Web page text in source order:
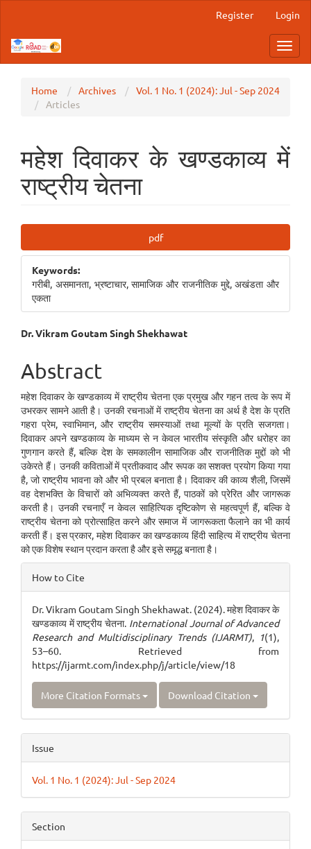
Content
Sidebar
Register Login
Home Archives
Vol. 1 No. 1 (2024): Jul - Sep 2024
Articles
महेश दिवाकर के खण्डकाव्य में
राष्ट्रीय चेतना
Sidebar
pdf
Keywords:
गरीबी, असमानता, भ्रष्टाचार, सामाजिक और राजनीतिक मुद्दे, अखंडता और
एकता
Main
Article
Content
Dr. Vikram Goutam Singh Shekhawat
Abstract
महेश दिवाकर के खण्डकाव्य में राष्ट्रीय चेतना एक प्रमुख और गहन तत्व के रूप में
उभरकर सामने आती है। उनकी रचनाओं में राष्ट्रीय चेतना का अर्थ है देश के प्रति
गहरा प्रेम, स्वाभिमान, और राष्ट्रीय समस्याओं तथा मूल्यों के प्रति सजगता।
दिवाकर अपने खण्डकाव्य के माध्यम से न केवल भारतीय संस्कृति और धरोहर का
गुणगान करते हैं, बल्कि देश के समकालीन सामाजिक और राजनीतिक मुद्दों को भी
उकेरते हैं। उनकी कविताओं में प्रतीकवाद और रूपक का सशक्त प्रयोग किया गया
है, जो राष्ट्रीय भावना को और भी प्रबल बनाता है। दिवाकर की काव्य शैली, जिसमें
वह देशभक्ति के विचारों को अभिव्यक्त करते हैं, पाठकों को प्रेरित और जागरूक
करती है। उनकी रचनाएँ न केवल साहित्यिक दृष्टिकोण से महत्वपूर्ण हैं, बल्कि वे
राष्ट्रीय चेतना को प्रोत्साहित करने और समाज में जागरूकता फैलाने का भी कार्य
करती हैं। इस प्रकार, महेश दिवाकर का खण्डकाव्य हिंदी साहित्य में राष्ट्रीय चेतना
को एक विशेष स्थान प्रदान करता है और इसे समृद्ध बनाता है।
Article
Details
How to Cite
Dr. Vikram Goutam Singh Shekhawat. (2024). महेश दिवाकर के
खण्डकाव्य में राष्ट्रीय चेतना. International Journal of Advanced
Research and Multidisciplinary Trends (IJARMT), 1(1),
53–60. Retrieved from
https://ijarmt.com/index.php/j/article/view/18
More Citation Formats Download Citation
Issue
Vol. 1 No. 1 (2024): Jul - Sep 2024
Section